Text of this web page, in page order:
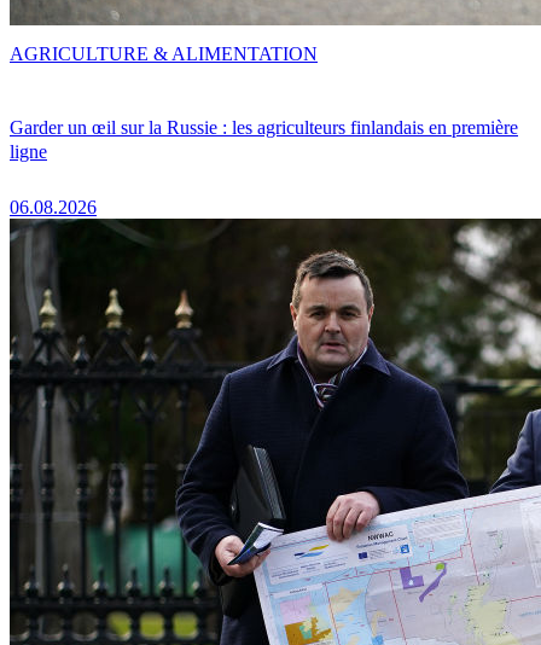
Garder un œil sur la Russie : les agriculteurs finlandais en première
ligne
06.08.2026
AGRICULTURE & ALIMENTATION